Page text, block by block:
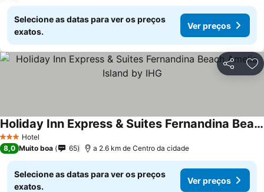
Selecione as datas para ver os preços
exatos.
Ver preços
Partilhar
3 EstrelasHotel
Holiday Inn Express & Suites Fernandina Beach Amelia Island by IHG
8,0 Muito boa 65 a 2.6 km de Centro da cidade
Selecione as datas para ver os preços
exatos.
Ver preços